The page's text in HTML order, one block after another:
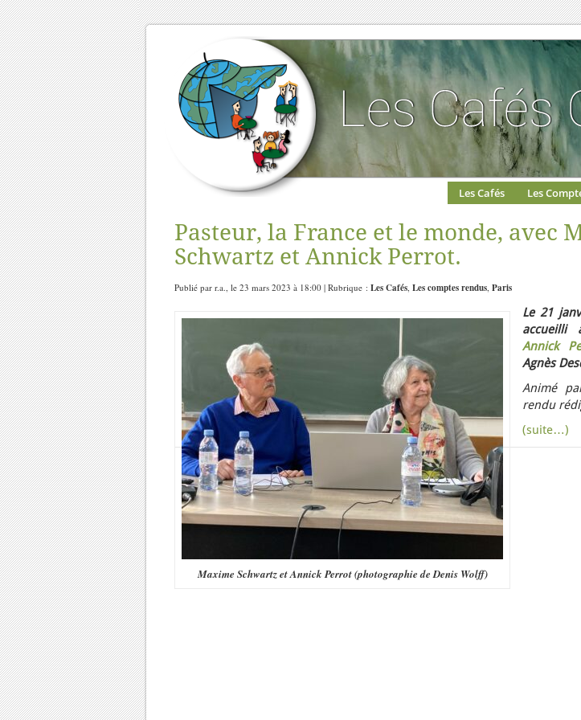
Les Cafés Les
Pasteur, la France et le monde, avec
Schwartz et Annick Perrot.
Publié par r.a., le 23 mars 2023 à 18:00 | Rubrique : Les Cafés, Les comptes rendus, Paris
Maxime Schwartz et Annick Perrot (photographie de Denis Wolff)
Le 21
accueilli
Annick
Agnès
Animé
rendu
(suite…)